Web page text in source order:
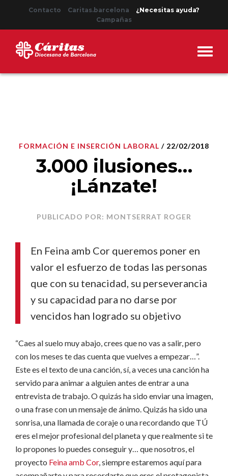
Contacto Caritas.barcelona
¿Necesitas ayuda?
Campañas
FORMACIÓN E INSERCIÓN LABORAL / 22/02/2018
3.000 ilusiones…
¡Lánzate!
PUBLICADO POR: MONTSERRAT ROGER
En Feina amb Cor queremos poner en
valor el esfuerzo de todas las personas
que con su tenacidad, su perseverancia
y su capacidad para no darse por
vencidos han logrado su objetivo
“Caes al suelo muy abajo, crees que no vas a salir, pero
con los meses te das cuenta que vuelves a empezar…”.
Este es el texto de una canción, sí, a veces una canción ha
servido para animar a alguien antes de entrar a una
entrevista de trabajo. O quizás ha sido enviar una imagen,
o una frase con un mensaje de ánimo. Quizás ha sido una
sonrisa, una llamada de coraje o una recordando que TÚ
eres el mejor profesional del planeta y que realmente si te
lo propones lo puedes conseguir y… que nosotros, el
proyecto Feina amb Cor, siempre estaremos aquí para